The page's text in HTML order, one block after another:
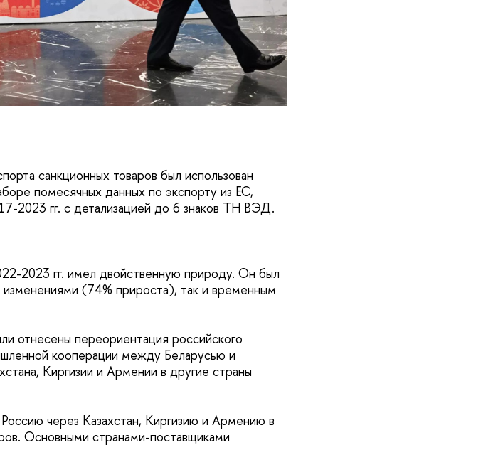
санкционных товаров был использован
помесячных данных по экспорту из ЕС,
2023 гг. с детализацией до 6 знаков ТН ВЭД.
2023 гг. имел двойственную природу. Он был
(74% прироста), так и временным
отнесены переориентация российского
кооперации между Беларусью и
Киргизии и Армении в другие страны
через Казахстан, Киргизию и Армению в
Основными странами-поставщиками